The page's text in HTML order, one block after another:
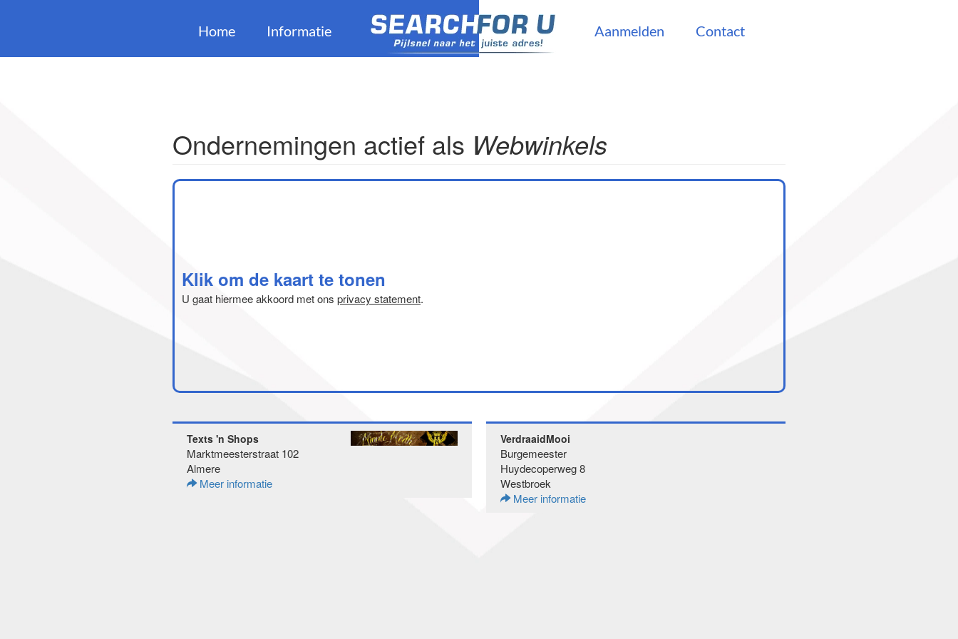
Home Informatie Aanmelden Contact
Ondernemingen actief als Webwinkels
Klik om de kaart te tonen
U gaat hiermee akkoord met ons privacy statement.
Texts 'n Shops
Marktmeesterstraat 102
Almere
Meer informatie
VerdraaidMooi
Burgemeester
Huydecoperweg 8
Westbroek
Meer informatie